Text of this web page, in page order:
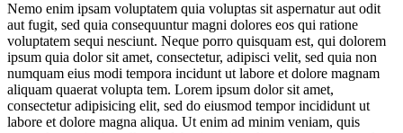
Nemo enim ipsam voluptatem quia voluptas sit aspernatur aut odit
aut fugit, sed quia consequuntur magni dolores eos qui ratione
voluptatem sequi nesciunt. Neque porro quisquam est, qui dolorem
ipsum quia dolor sit amet, consectetur, adipisci velit, sed quia non
numquam eius modi tempora incidunt ut labore et dolore magnam
aliquam quaerat volupta tem. Lorem ipsum dolor sit amet,
consectetur adipisicing elit, sed do eiusmod tempor incididunt ut
labore et dolore magna aliqua. Ut enim ad minim veniam, quis